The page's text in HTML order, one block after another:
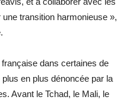
transition harmonieuse »,
dans certaines de
en plus dénoncée par la
Avant le Tchad, le Mali, le